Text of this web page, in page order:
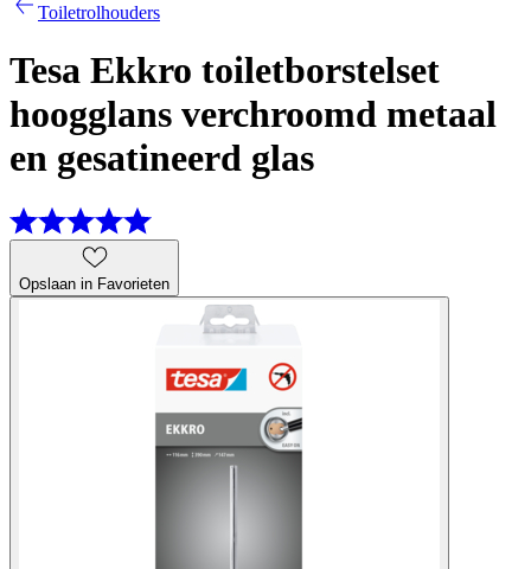
Toiletrolhouders
Tesa Ekkro toiletborstelset
hoogglans verchroomd metaal
en gesatineerd glas
Opslaan in Favorieten